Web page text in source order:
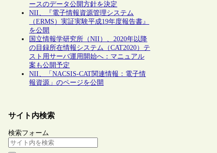
ースのデータ公開方針を決定
NII、『電子情報資源管理システム
（ERMS）実証実験平成19年度報告書』
を公開
国立情報学研究所（NII）、2020年以降
の目録所在情報システム（CAT2020）テ
スト用サーバ運用開始へ：マニュアル
案も公開予定
NII、「NACSIS-CAT関連情報：電子情
報資源」のページを公開
サイト内検索
検索フォーム